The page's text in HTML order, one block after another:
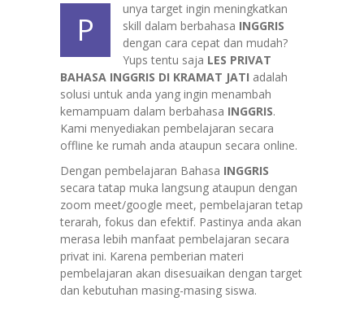
P
unya target ingin meningkatkan
skill dalam berbahasa INGGRIS
dengan cara cepat dan mudah?
Yups tentu saja LES PRIVAT
BAHASA INGGRIS DI KRAMAT JATI adalah
solusi untuk anda yang ingin menambah
kemampuam dalam berbahasa INGGRIS.
Kami menyediakan pembelajaran secara
offline ke rumah anda ataupun secara online.
Dengan pembelajaran Bahasa INGGRIS
secara tatap muka langsung ataupun dengan
zoom meet/google meet, pembelajaran tetap
terarah, fokus dan efektif. Pastinya anda akan
merasa lebih manfaat pembelajaran secara
privat ini. Karena pemberian materi
pembelajaran akan disesuaikan dengan target
dan kebutuhan masing-masing siswa.